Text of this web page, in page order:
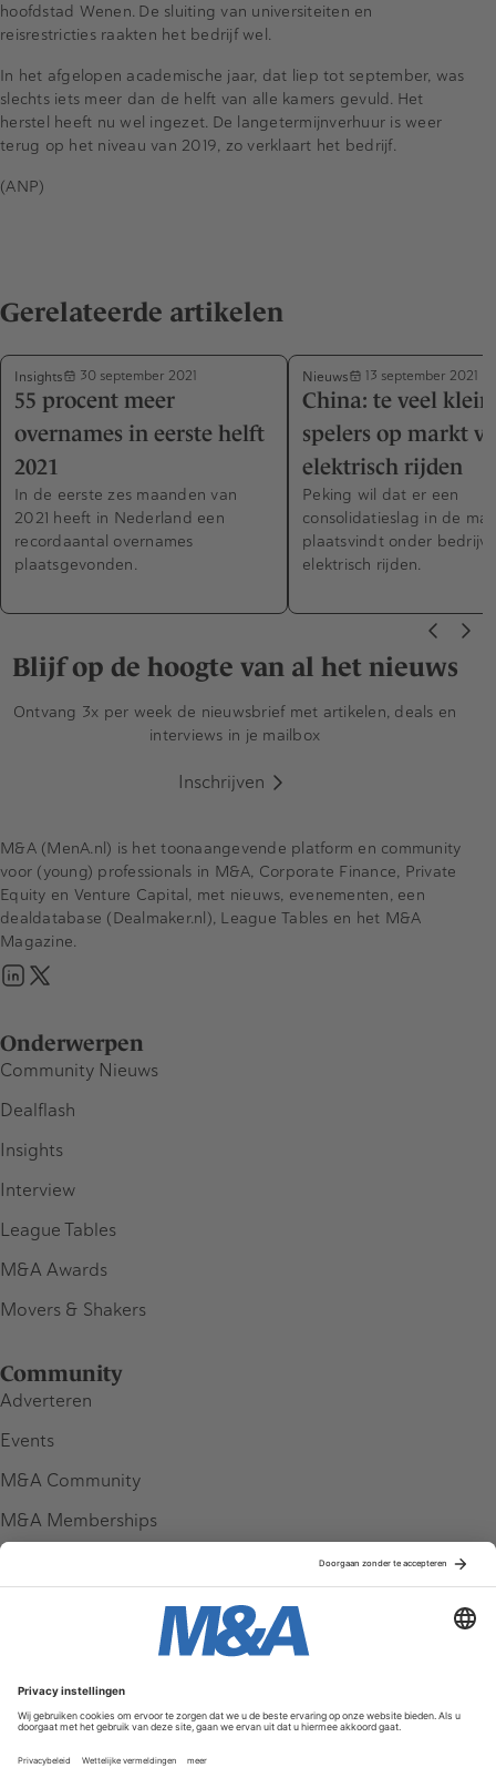
hoofdstad Wenen. De sluiting van universiteiten en
reisrestricties raakten het bedrijf wel.
In het afgelopen academische jaar, dat liep tot september, was
slechts iets meer dan de helft van alle kamers gevuld. Het
herstel heeft nu wel ingezet. De langetermijnverhuur is weer
terug op het niveau van 2019, zo verklaart het bedrijf.
(ANP)
Gerelateerde artikelen
Insights 30 september 2021
55 procent meer
overnames in eerste helft
2021
In de eerste zes maanden van
2021 heeft in Nederland een
recordaantal overnames
plaatsgevonden.
Nieuws 13 september 2021
China: te veel
spelers op markt
elektrisch rijden
Peking wil dat er een
consolidatieslag in de
plaatsvindt onder
elektrisch rijden.
Blijf op de hoogte van al het nieuws
Ontvang 3x per week de nieuwsbrief met artikelen, deals en
interviews in je mailbox
Inschrijven
Onderwerpen
Community Nieuws
Dealflash
Insights
Interview
League Tables
M&A Awards
Movers & Shakers
Community
Adverteren
Events
M&A Community
M&A Memberships
Service & Contact
Contact
M&A (MenA.nl) is het toonaangevende platform en community
voor (young) professionals in M&A, Corporate Finance, Private
Equity en Venture Capital, met nieuws, evenementen, een
dealdatabase (Dealmaker.nl), League Tables en het M&A
Magazine.